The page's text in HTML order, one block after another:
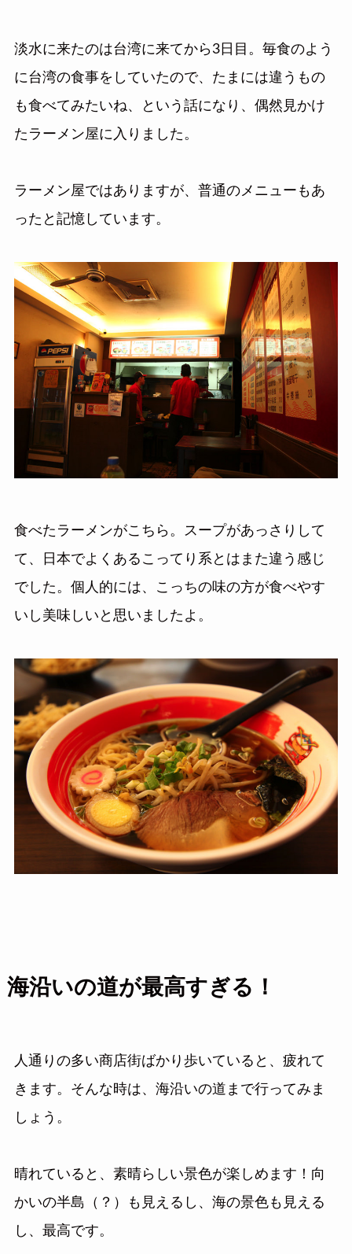
淡水に来たのは台湾に来てから3日目。毎食のよう
に台湾の食事をしていたので、たまには違うもの
も食べてみたいね、という話になり、偶然見かけ
たラーメン屋に入りました。
ラーメン屋ではありますが、普通のメニューもあ
ったと記憶しています。
食べたラーメンがこちら。スープがあっさりして
て、日本でよくあるこってり系とはまた違う感じ
でした。個人的には、こっちの味の方が食べやす
いし美味しいと思いましたよ。
海沿いの道が最高すぎる！
人通りの多い商店街ばかり歩いていると、疲れて
きます。そんな時は、海沿いの道まで行ってみま
しょう。
晴れていると、素晴らしい景色が楽しめます！向
かいの半島（？）も見えるし、海の景色も見える
し、最高です。